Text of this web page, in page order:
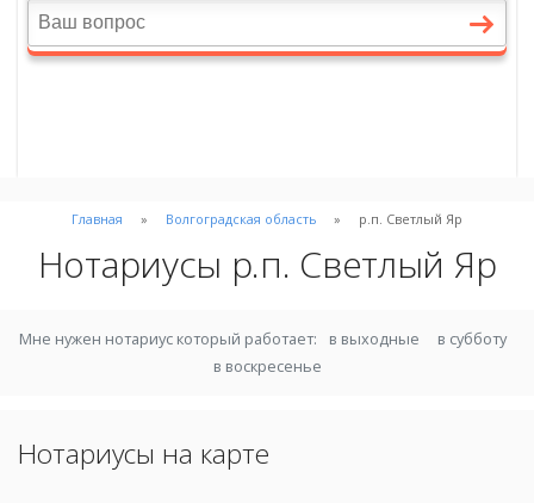
Главная Волгоградская область р.п. Светлый Яр
Нотариусы р.п. Светлый Яр
Мне нужен нотариус который работает: в выходные
в субботу
в воскресенье
Нотариусы на карте